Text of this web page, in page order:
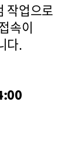
작업으로
속이
다.